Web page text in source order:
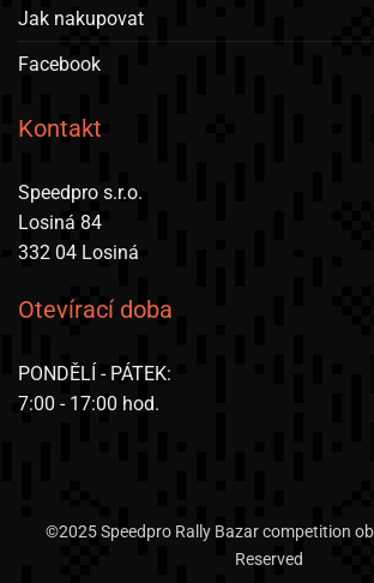
Jak nakupovat
Facebook
Kontakt
Speedpro s.r.o.
Losiná 84
332 04 Losiná
Otevírací doba
PONDĚLÍ - PÁTEK:
7:00 - 17:00 hod.
©2025 Speedpro Rally Bazar competition
Reserved